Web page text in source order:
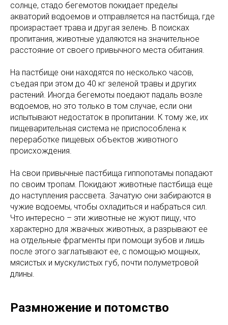
солнце, стадо бегемотов покидает пределы
акваторий водоемов и отправляется на пастбища, где
произрастает трава и другая зелень. В поисках
пропитания, животные удаляются на значительное
расстояние от своего привычного места обитания.
На пастбище они находятся по несколько часов,
съедая при этом до 40 кг зеленой травы и других
растений. Иногда бегемоты поедают падаль возле
водоемов, но это только в том случае, если они
испытывают недостаток в пропитании. К тому же, их
пищеварительная система не приспособлена к
переработке пищевых объектов животного
происхождения.
На свои привычные пастбища гиппопотамы попадают
по своим тропам. Покидают животные пастбища еще
до наступления рассвета. Зачатую они забираются в
чужие водоемы, чтобы охладиться и набраться сил.
Что интересно – эти животные не жуют пищу, что
характерно для жвачных животных, а разрывают ее
на отдельные фрагменты при помощи зубов и лишь
после этого заглатывают ее, с помощью мощных,
мясистых и мускулистых губ, почти полуметровой
длины.
Размножение и потомство